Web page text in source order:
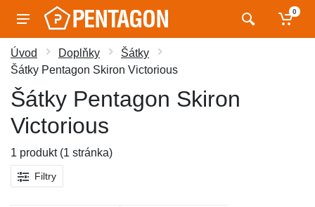
0
Úvod Doplňky
Šátky
Šátky Pentagon Skiron Victorious
Šátky Pentagon Skiron
Victorious
1 produkt (1 stránka)
Filtry